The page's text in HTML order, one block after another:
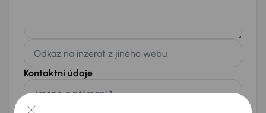
Odkaz na inzerát z jiného webu
Kontaktní údaje
Jméno a příjmení*